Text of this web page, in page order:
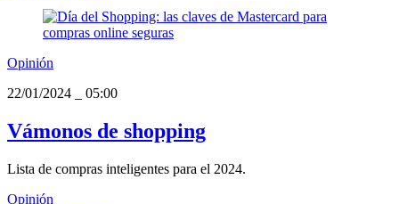
Opinión
22/01/2024
05:00
Vámonos de shopping
Lista de compras inteligentes para el 2024.
Opinión